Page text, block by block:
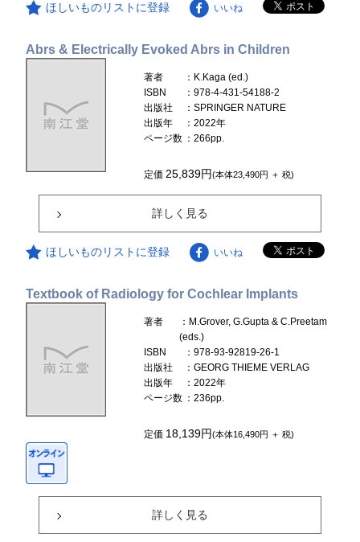
ほしいものリストに登録 いいね
Abrs & Electrically Evoked Abrs in Children
著者
：K.Kaga (ed.)
ISBN
：978-4-431-54188-2
出版社
：SPRINGER NATURE
出版年
：2022年
ページ数 ：266pp.
定価25,839円(本体23,490円 ＋ 税)
詳しく見る
ほしいものリストに登録 いいね
Textbook of Radiology for Cochlear Implants
著者
：M.Grover, G.Gupta & C.Preetam
(eds.)
ISBN
：978-93-92819-26-1
出版社
：GEORG THIEME VERLAG
出版年
：2022年
ページ数 ：236pp.
定価 18,139円(本体16,490円 ＋ 税)
詳しく見る